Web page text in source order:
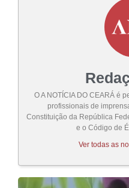
O A NOTÍCIA DO CEARÁ é
profissionais de
Constituição da República
e o Código de
Ver todas as